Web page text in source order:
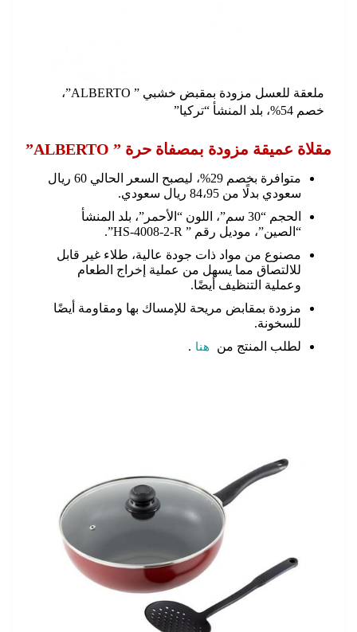
ملعقة للعسل مزودة بمقبض خشبي ” ALBERTO”،
خصم 54%، بلد المنشأ “تركيا”
مقلاة عميقة مزودة بمصفاة حرة ” ALBERTO”
متوافرة بخصم 29%، ليصبح السعر الحالي 60 ريال
سعودي بدلًا من 84،95 ريال سعودي.
الحجم “30 سم”، اللون “الأحمر”، بلد المنشأ
“الصين”، موديل رقم ” HS-4008-2-R”.
مصنوع من مواد ذات جودة عالية، طلاء غير قابل
للالتصاق مما يسهل من عملية إخراج الطعام
وعملية التنظيف أيضًا.
مزودة بمقابض مريحة للإمساك بها ومقاومة أيضًا
للسخونة.
لطلب المنتج من
هنا .